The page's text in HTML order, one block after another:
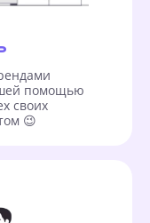
помощью
своих
😉